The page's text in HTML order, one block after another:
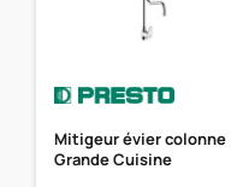
Mitigeur évier colonne
Grande Cuisine